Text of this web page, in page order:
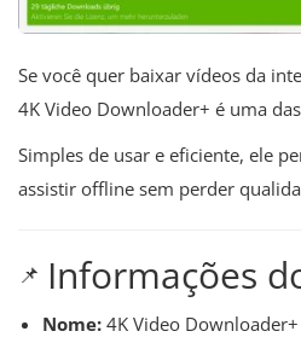
Se você quer baixar vídeos da
4K Video Downloader+ é uma
Simples de usar e eficiente, ele
assistir offline sem perder
📌 Informações
Nome: 4K Video Downloader+